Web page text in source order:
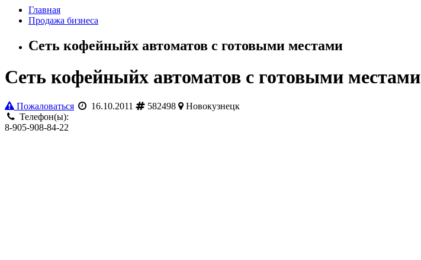
Главная
Продажа бизнеса
Сеть кофейныйх автоматов с готовыми местами
Сеть кофейныйх автоматов с готовыми местами
Пожаловаться 16.10.2011 582498
Новокузнецк
Телефон(ы):
8-905-908-84-22